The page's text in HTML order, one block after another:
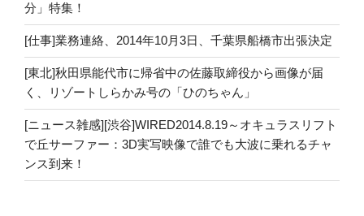
分」特集！
[仕事]業務連絡、2014年10月3日、千葉県船橋市出張決定
[東北]秋田県能代市に帰省中の佐藤取締役から画像が届
く、リゾートしらかみ号の「ひのちゃん」
[ニュース雑感][渋谷]WIRED2014.8.19～オキュラスリフト
で丘サーファー：3D実写映像で誰でも大波に乗れるチャ
ンス到来！